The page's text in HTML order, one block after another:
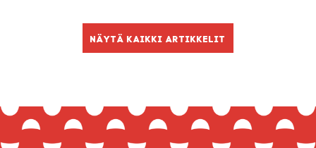
Näytä kaikki artikkelit